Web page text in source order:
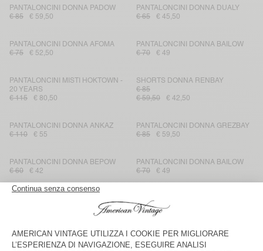
PANTALONCINI DONNA PADOW
€ 85
€ 59,50
PANTALONCINI DONNA DUALY
€ 65
€ 45,50
PANTALONCINI DONNA AFOMA
€ 75
€ 52,50
PANTALONCINI DONNA BAILOW
€ 70
€ 49
PANTALONCINI MISTI HOKTOWN -
20 YEARS
€ 115
€ 80,50
SHORTS DONNA RENBAY
€ 85
€ 59,50
€ 42,50
PANTALONCINI DONNA ANKAZ
€ 110
€ 55
PANTALONCINI DONNA GREZBAY
€ 85
€ 59,50
PANTALONCINI DONNA BEPOW
€ 60
€ 42
PANTALONCINI DONNA BAILOW
€ 70
€ 49
PANTALONCINI DONNA PADOW
€ 85
€ 59,50
PANTALONCINI DONNA AFOMA
€ 75
€ 52,50
PANTALONCINI DONNA EPAKY
€ 75
€ 52,50